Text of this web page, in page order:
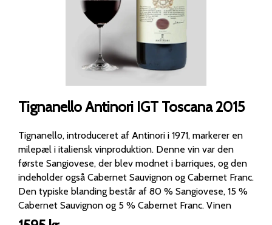
Tignanello Antinori IGT Toscana 2015
Tignanello, introduceret af Antinori i 1971, markerer en
milepæl i italiensk vinproduktion. Denne vin var den
første Sangiovese, der blev modnet i barriques, og den
indeholder også Cabernet Sauvignon og Cabernet Franc.
Den typiske blanding består af 80 % Sangiovese, 15 %
Cabernet Sauvignon og 5 % Cabernet Franc. Vinen
modnes i 16-18 måneder på franske og ungarske